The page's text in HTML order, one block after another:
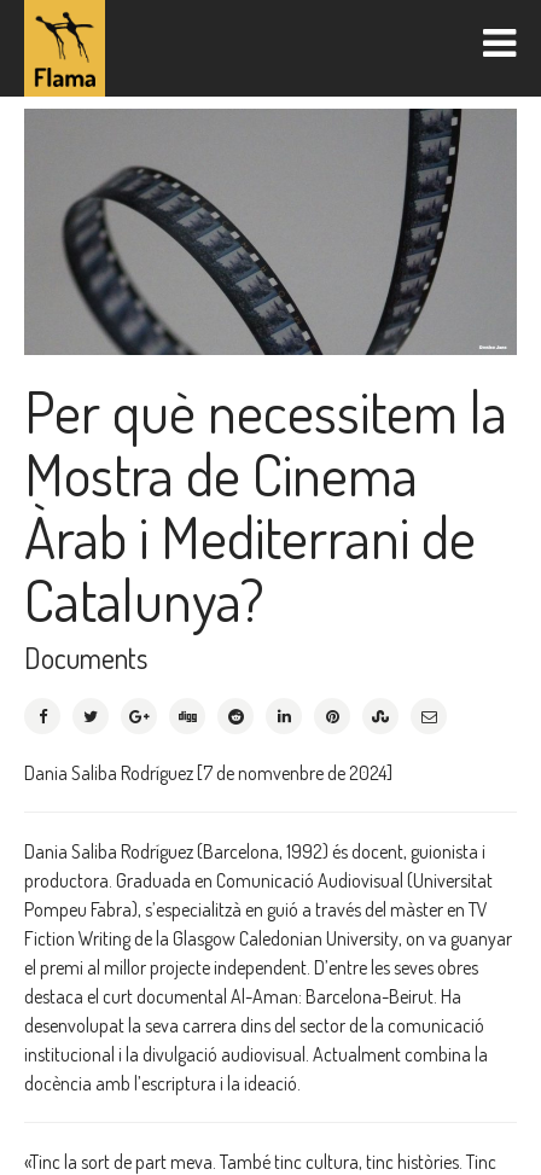
Per què necessitem la
Mostra de Cinema
Àrab i Mediterrani de
Catalunya?
Documents
Dania Saliba Rodríguez [7 de nomvenbre de 2024]
Dania Saliba Rodríguez (Barcelona, 1992) és docent, guionista i
productora. Graduada en Comunicació Audiovisual (Universitat
Pompeu Fabra), s’especialitzà en guió a través del màster en TV
Fiction Writing de la Glasgow Caledonian University, on va guanyar
el premi al millor projecte independent. D’entre les seves obres
destaca el curt documental Al-Aman: Barcelona-Beirut. Ha
desenvolupat la seva carrera dins del sector de la comunicació
institucional i la divulgació audiovisual. Actualment combina la
docència amb l’escriptura i la ideació.
«Tinc la sort de part meva. També tinc cultura, tinc històries. Tinc